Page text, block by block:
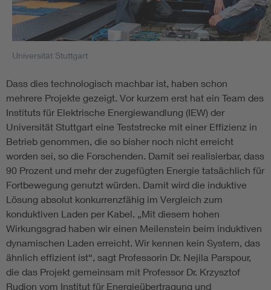
Universität Stuttgart
Dass dies technologisch machbar ist, haben schon
mehrere Projekte gezeigt. Vor kurzem erst hat ein Team des
Instituts für Elektrische Energiewandlung (IEW) der
Universität Stuttgart eine Teststrecke mit einer Effizienz in
Betrieb genommen, die so bisher noch nicht erreicht
worden sei, so die Forschenden. Damit sei realisierbar, dass
90 Prozent und mehr der zugefügten Energie tatsächlich für
Fortbewegung genutzt würden. Damit wird die induktive
Lösung absolut konkurrenzfähig im Vergleich zum
konduktiven Laden per Kabel. „Mit diesem hohen
Wirkungsgrad haben wir einen Meilenstein beim induktiven
dynamischen Laden erreicht. Wir kennen kein System, das
ähnlich effizient ist“, sagt Professorin Dr. Nejila Parspour,
die das Projekt gemeinsam mit Professor Dr. Krzysztof
Rudion vom Institut für Energieübertragung und